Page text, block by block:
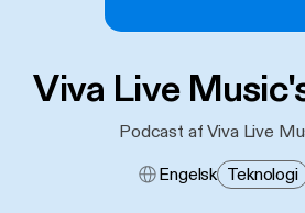
Viva Live
Podcast af Viva Live
Engelsk Teknologi